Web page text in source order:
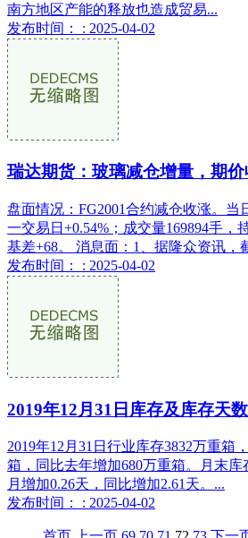
南方地区产能的释放也造成贸易...
发布时间： : 2025-04-02
瑞达期货：玻璃减仓增量，期
盘面情况：FG2001合约减仓收涨。当
一交易日+0.54%；成交量169894手，
基差+68。 消息面：1、据隆众资讯，
发布时间： : 2025-04-02
2019年12月31日库存及库存天数
2019年12月31日行业库存3832万重箱
箱，同比去年增加680万重箱。月末库
月增加0.26天，同比增加2.61天。...
发布时间： : 2025-04-02